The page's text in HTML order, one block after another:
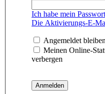
Ich habe mein
Die Aktivierungs-E-
Angemeldet bleiben
Meinen Online-
verbergen